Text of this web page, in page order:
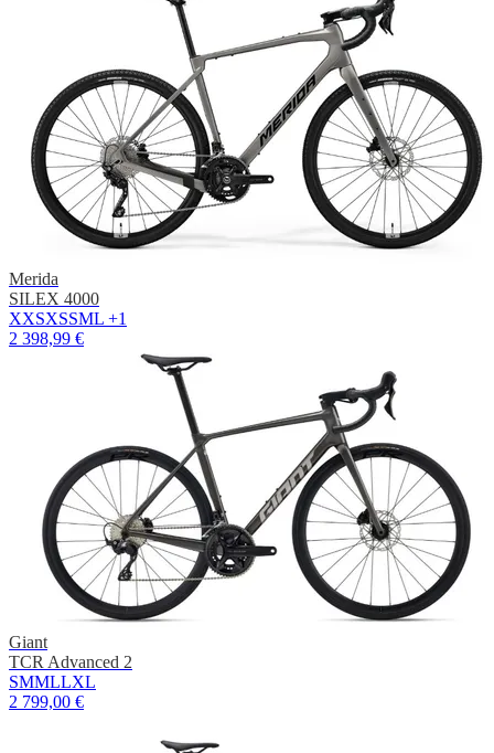
Merida
SILEX 4000
XXSXSSML +1
2 398,99 €
Giant
TCR Advanced 2
SMMLLXL
2 799,00 €